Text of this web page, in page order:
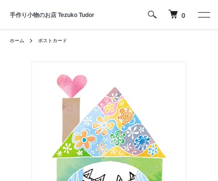
手作り小物のお店 Tezuko Tudor 0
ホーム ポストカード